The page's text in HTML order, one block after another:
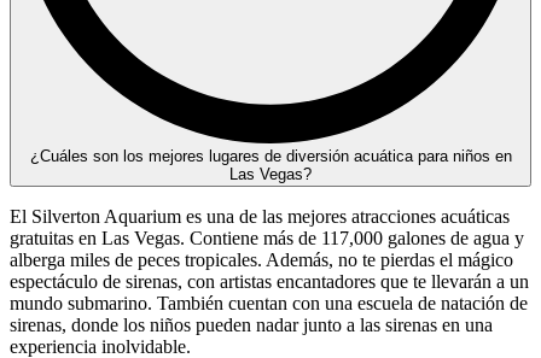
¿Cuáles son los mejores lugares de diversión acuática para niños en
Las Vegas?
El Silverton Aquarium es una de las mejores atracciones acuáticas
gratuitas en Las Vegas. Contiene más de 117,000 galones de agua y
alberga miles de peces tropicales. Además, no te pierdas el mágico
espectáculo de sirenas, con artistas encantadores que te llevarán a un
mundo submarino. También cuentan con una escuela de natación de
sirenas, donde los niños pueden nadar junto a las sirenas en una
experiencia inolvidable.